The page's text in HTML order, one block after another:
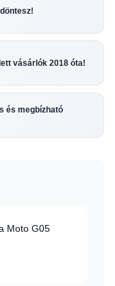
vásárlók 2018 óta!
és megbízható
Moto G05